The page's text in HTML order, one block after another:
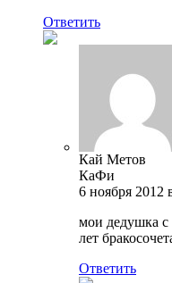
Ответить
Кай Метов
КаФи
6 ноября 2012
мои дедушка с
лет
Ответить